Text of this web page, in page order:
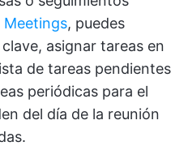
Meetings, puedes
asignar tareas en
de tareas pendientes
periódicas para el
del día de la reunión